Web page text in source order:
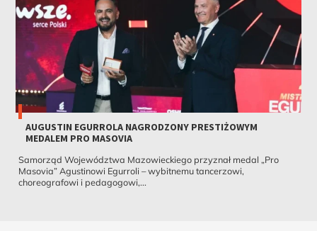
AUGUSTIN EGURROLA NAGRODZONY PRESTIŻOWYM
MEDALEM PRO MASOVIA
Samorząd Województwa Mazowieckiego przyznał medal „Pro
Masovia” Agustinowi Egurroli – wybitnemu tancerzowi,
choreografowi i pedagogowi,...